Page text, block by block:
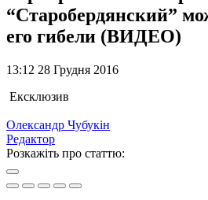
“Старобердянский”
его гибели (ВИДЕО)
13:12 28 Грудня 2016
Ексклюзив
Олександр Чубукін
Редактор
Розкажіть про статтю: